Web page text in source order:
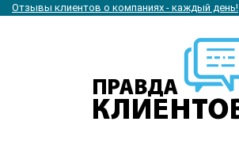
Отзывы клиентов о компаниях - каждый день!